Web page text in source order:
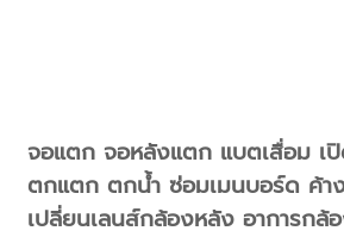
จอแตก จอหลังแตก แบตเสื่อม เ
ตกแตก ตกน้ำ ซ่อมเมนบอร์ด ค้า
เปลี่ยนเลนส์กล้องหลัง อาการก